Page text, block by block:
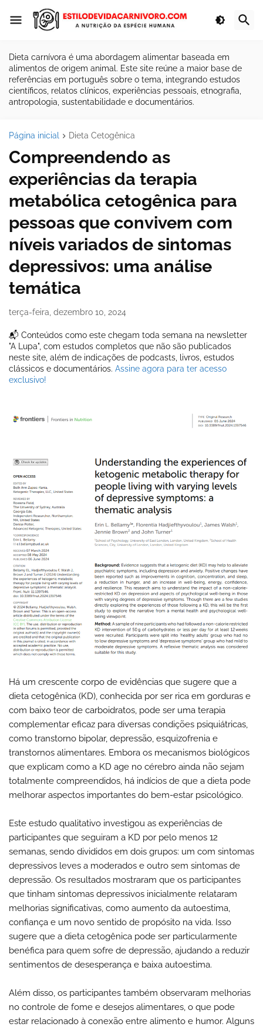
Dieta carnívora é uma abordagem alimentar baseada em
alimentos de origem animal. Este site reúne a maior base de
referências em português sobre o tema, integrando estudos
científicos, relatos clínicos, experiências pessoais, etnografia,
antropologia, sustentabilidade e documentários.
Página inicial Dieta Cetogênica
Compreendendo as
experiências da terapia
metabólica cetogênica para
pessoas que convivem com
níveis variados de sintomas
depressivos: uma análise
temática
terça-feira, dezembro 10, 2024
📬 Conteúdos como este chegam toda semana na newsletter
"A Lupa", com estudos completos que não são publicados
neste site, além de indicações de podcasts, livros, estudos
clássicos e documentários. Assine agora para ter acesso
exclusivo!
Há um crescente corpo de evidências que sugere que a
dieta cetogênica (KD), conhecida por ser rica em gorduras e
com baixo teor de carboidratos, pode ser uma terapia
complementar eficaz para diversas condições psiquiátricas,
como transtorno bipolar, depressão, esquizofrenia e
transtornos alimentares. Embora os mecanismos biológicos
que explicam como a KD age no cérebro ainda não sejam
totalmente compreendidos, há indícios de que a dieta pode
melhorar aspectos importantes do bem-estar psicológico.
Este estudo qualitativo investigou as experiências de
participantes que seguiram a KD por pelo menos 12
semanas, sendo divididos em dois grupos: um com sintomas
depressivos leves a moderados e outro sem sintomas de
depressão. Os resultados mostraram que os participantes
que tinham sintomas depressivos inicialmente relataram
melhorias significativas, como aumento da autoestima,
confiança e um novo sentido de propósito na vida. Isso
sugere que a dieta cetogênica pode ser particularmente
benéfica para quem sofre de depressão, ajudando a reduzir
sentimentos de desesperança e baixa autoestima.
Além disso, os participantes também observaram melhorias
no controle de fome e desejos alimentares, o que pode
estar relacionado à conexão entre alimento e humor. Alguns